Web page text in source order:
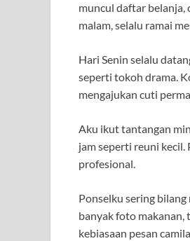
muncul daftar belanja,
malam, selalu ramai
Hari Senin selalu
seperti tokoh drama.
mengajukan cuti
Aku ikut tantangan
jam seperti reuni
profesional.
Ponselku sering
banyak foto makanan,
kebiasaan pesan